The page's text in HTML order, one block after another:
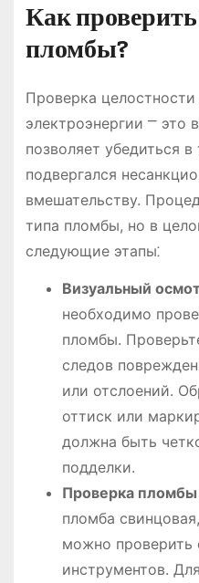
Как
пломбы?
Проверка
электроэнергии ⎻ это
позволяет убедиться
подвергался
вмешательству.
типа пломбы, но в
следующие этапы⁚
Визуальный
необходимо
пломбы.
следов
или отслоений.
оттиск или
должна быть
подделки.
Проверка пломбы
пломба
можно
инструментов.